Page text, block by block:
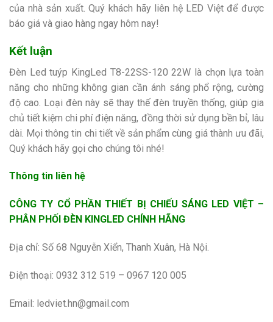
của nhà sản xuất. Quý khách hãy liên hệ LED Việt để được
báo giá và giao hàng ngay hôm nay!
Kết luận
Đèn Led tuýp KingLed T8-22SS-120 22W là chọn lựa toàn
năng cho những không gian cần ánh sáng phổ rộng, cường
độ cao. Loại đèn này sẽ thay thế đèn truyền thống, giúp gia
chủ tiết kiệm chi phí điện năng, đồng thời sử dụng bền bỉ, lâu
dài. Mọi thông tin chi tiết về sản phẩm cùng giá thành ưu đãi,
Quý khách hãy gọi cho chúng tôi nhé!
Thông tin liên hệ
CÔNG TY CỔ PHẦN THIẾT BỊ CHIẾU SÁNG LED VIỆT –
PHÂN PHỐI ĐÈN KINGLED CHÍNH HÃNG
Địa chỉ: Số 68 Nguyễn Xiển, Thanh Xuân, Hà Nội.
Điện thoại: 0932 312 519 – 0967 120 005
Email: ledviet.hn@gmail.com